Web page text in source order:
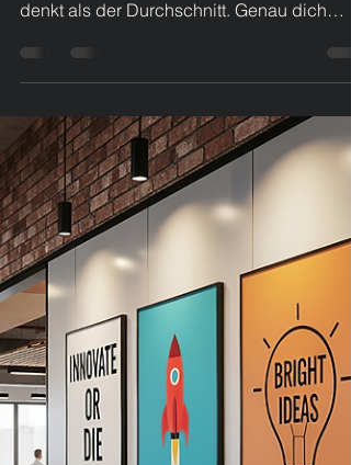
– Werde Teil der Lemon
Brand Innovation Tour
2026
Du gehörst nicht zu denen, die abwarten.
bist jemand, der liefert, umsetzt und größer
denkt als der Durchschnitt. Genau dich
sucht Lemon Brand jetzt. Die Lemon Brand
Innovation Tour 2026 richtet sich an junge
Unternehmer:innen mit echter Vision und
kompromissloser Passion. Menschen, die
nicht nur Ideen haben – sondern den
Hunger, sie Realität werden zu lassen. High
Performer gesucht. Bühne frei für deine
Vision. Hier treffen Ambition auf
Möglichkeiten. Hier entsteht Zukunf